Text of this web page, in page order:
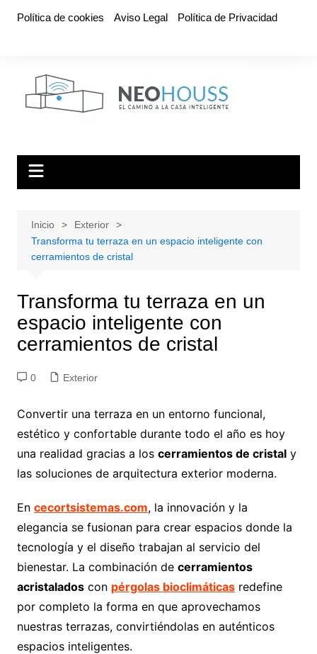
Política de cookies Aviso Legal Política de Privacidad
Inicio
Exterior
Transforma tu terraza en un espacio inteligente con
cerramientos de cristal
Transforma tu terraza en un
espacio inteligente con
cerramientos de cristal
0 Exterior
Convertir una terraza en un entorno funcional,
estético y confortable durante todo el año es hoy
una realidad gracias a los cerramientos de cristaly
las soluciones de arquitectura exterior moderna.
En cecortsistemas.com, la innovación y la
elegancia se fusionan para crear espacios donde la
tecnología y el diseño trabajan al servicio del
bienestar. La combinación de cerramientos
acristaladoscon pérgolas bioclimáticasredefine
por completo la forma en que aprovechamos
nuestras terrazas, convirtiéndolas en auténticos
espacios inteligentes.